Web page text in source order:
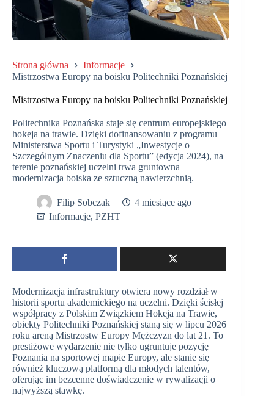
Strona główna
Informacje
Mistrzostwa Europy na boisku Politechniki Poznańskiej
Mistrzostwa Europy na boisku Politechniki Poznańskiej
Politechnika Poznańska staje się centrum europejskiego
hokeja na trawie. Dzięki dofinansowaniu z programu
Ministerstwa Sportu i Turystyki „Inwestycje o
Szczególnym Znaczeniu dla Sportu” (edycja 2024), na
terenie poznańskiej uczelni trwa gruntowna
modernizacja boiska ze sztuczną nawierzchnią.
Filip Sobczak
4 miesiące ago
Informacje, PZHT
Modernizacja infrastruktury otwiera nowy rozdział w
historii sportu akademickiego na uczelni. Dzięki ścisłej
współpracy z Polskim Związkiem Hokeja na Trawie,
obiekty Politechniki Poznańskiej staną się w lipcu 2026
roku areną Mistrzostw Europy Mężczyzn do lat 21. To
prestiżowe wydarzenie nie tylko ugruntuje pozycję
Poznania na sportowej mapie Europy, ale stanie się
również kluczową platformą dla młodych talentów,
oferując im bezcenne doświadczenie w rywalizacji o
najwyższą stawkę.